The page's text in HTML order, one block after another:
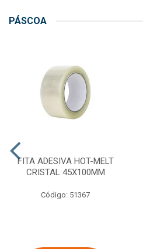
PÁSCOA
FITA ADESIVA HOT-MELT
CRISTAL 45X100MM
Código: 51367